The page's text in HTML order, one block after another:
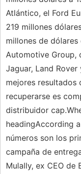
Atlántico, el Ford
219 millones
millones de
Automotive Group,
Jaguar, Land
mejores resultados
recuperarse es
distribuidor
headingAccording
números son los
campaña de
Mulally, ex CEO de